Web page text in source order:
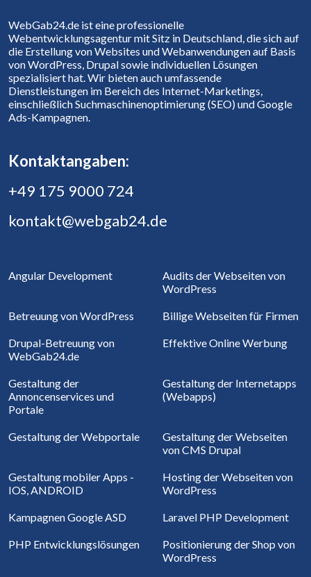
WebGab24.de ist eine professionelle
Webentwicklungsagentur mit Sitz in Deutschland, die sich auf
die Erstellung von Websites und Webanwendungen auf Basis
von WordPress, Drupal sowie individuellen Lösungen
spezialisiert hat. Wir bieten auch umfassende
Dienstleistungen im Bereich des Internet-Marketings,
einschließlich Suchmaschinenoptimierung (SEO) und Google
Ads-Kampagnen.
Kontaktangaben:
+49 175 9000 724
kontakt@webgab24.de
Angular Development
Audits der Webseiten von
WordPress
Betreuung von WordPress Billige Webseiten für Firmen
Drupal-Betreuung von
WebGab24.de
Effektive Online Werbung
Gestaltung der
Annoncenservices und
Portale
Gestaltung der Internetapps
(Webapps)
Gestaltung der Webportale
Gestaltung der Webseiten
von CMS Drupal
Gestaltung mobiler Apps -
IOS, ANDROID
Hosting der Webseiten von
WordPress
Kampagnen Google ASD Laravel PHP Development
PHP Entwicklungslösungen
Positionierung der Shop von
WordPress